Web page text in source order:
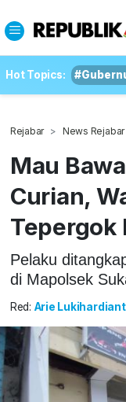
Hot Topics:
Rejabar News Rejabar
Mau
Curian,
Tepergok
Pelaku
di Mapolsek
Red: Arie